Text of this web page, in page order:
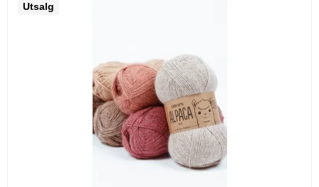
Utsalg